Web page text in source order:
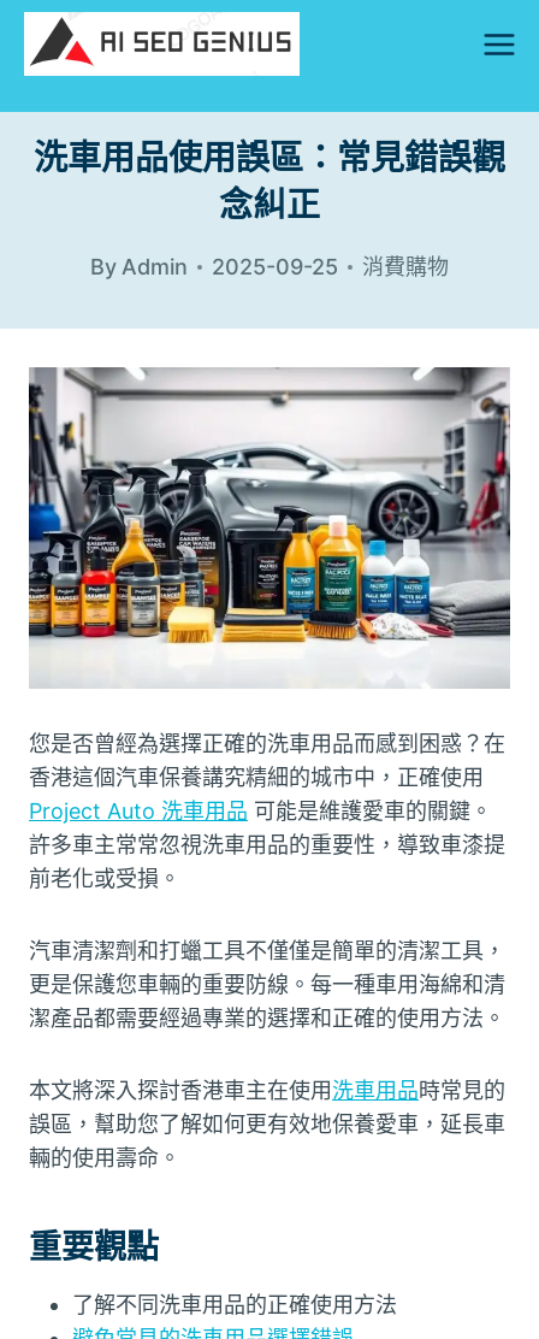
Skip
content
洗車用品使用誤區：常見錯誤觀
念糾正
By Admin 2025-09-25 消費購物
您是否曾經為選擇正確的洗車用品而感到困惑？在
香港這個汽車保養講究精細的城市中，正確使用
Project Auto 洗車用品 可能是維護愛車的關鍵。
許多車主常常忽視洗車用品的重要性，導致車漆提
前老化或受損。
汽車清潔劑和打蠟工具不僅僅是簡單的清潔工具，
更是保護您車輛的重要防線。每一種車用海綿和清
潔產品都需要經過專業的選擇和正確的使用方法。
本文將深入探討香港車主在使用洗車用品時常見的
誤區，幫助您了解如何更有效地保養愛車，延長車
輛的使用壽命。
重要觀點
了解不同洗車用品的正確使用方法